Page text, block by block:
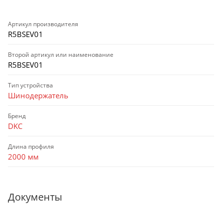
Артикул производителя
R5BSEV01
Второй артикул или наименование
R5BSEV01
Тип устройства
Шинодержатель
Бренд
DKC
Длина профиля
2000 мм
Документы